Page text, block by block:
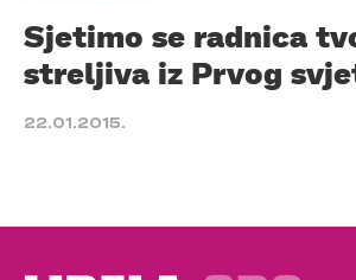
Sjetimo se radnica
streljiva iz Prvog
22.01.2015.